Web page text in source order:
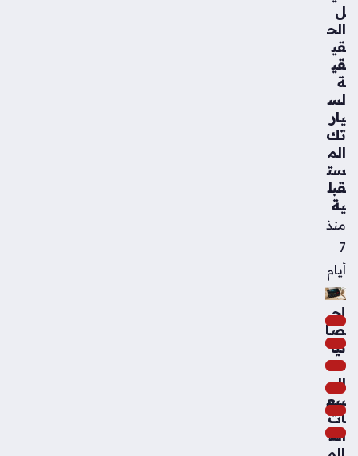
ل
الح
قي
قي
ة
لس
يار
تك
الم
ست
قبل
ية
منذ
7
أيام
إح
صا
ئيا
ت
الم
بيع
ات
الع